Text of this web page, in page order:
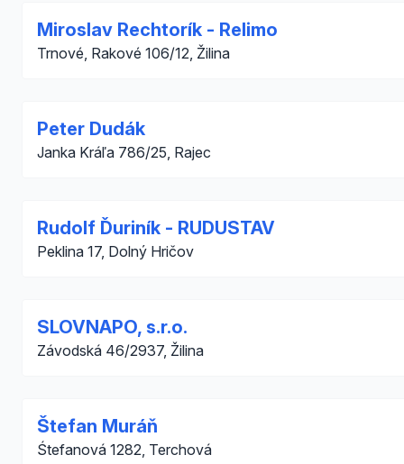
Miroslav Rechtorík - Relimo
Trnové, Rakové 106/12, Žilina
Peter Dudák
Janka Kráľa 786/25, Rajec
Rudolf Ďuriník - RUDUSTAV
Peklina 17, Dolný Hričov
SLOVNAPO, s.r.o.
Závodská 46/2937, Žilina
Štefan Muráň
Śtefanová 1282, Terchová